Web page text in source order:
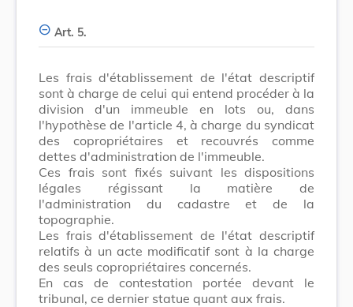
Art. 5.
Les frais d'établissement de l'état descriptif
sont à charge de celui qui entend procéder à la
division d'un immeuble en lots ou, dans
l'hypothèse de l'article 4, à charge du syndicat
des copropriétaires et recouvrés comme
dettes d'administration de l'immeuble.
Ces frais sont fixés suivant les dispositions
légales régissant la matière de
l'administration du cadastre et de la
topographie.
Les frais d'établissement de l'état descriptif
relatifs à un acte modificatif sont à la charge
des seuls copropriétaires concernés.
En cas de contestation portée devant le
tribunal, ce dernier statue quant aux frais.